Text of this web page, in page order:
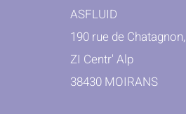
ASFLUID
190 rue de Chatagnon,
ZI Centr' Alp
38430 MOIRANS